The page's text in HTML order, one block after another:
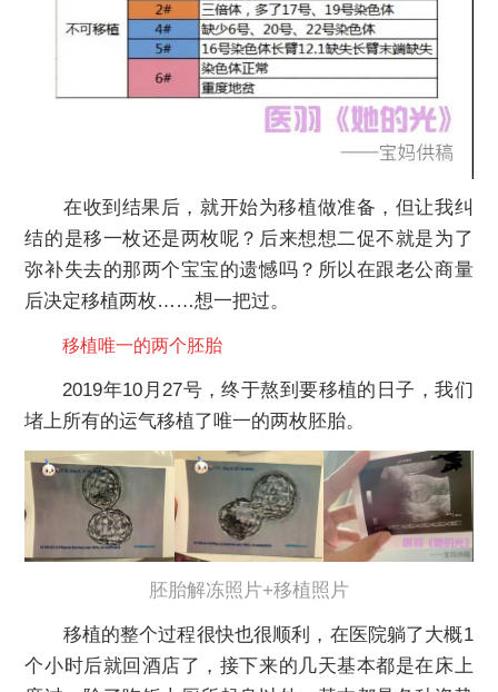
在收到结果后，就开始为移植做准备，但让我纠
结的是移一枚还是两枚呢？后来想想二促不就是为了
弥补失去的那两个宝宝的遗憾吗？所以在跟老公商量
后决定移植两枚……想一把过。
移植唯一的两个胚胎
2019年10月27号，终于熬到要移植的日子，我们
堵上所有的运气移植了唯一的两枚胚胎。
胚胎解冻照片+移植照片
移植的整个过程很快也很顺利，在医院躺了大概1
个小时后就回酒店了，接下来的几天基本都是在床上